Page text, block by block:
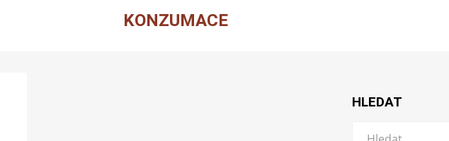
KONZUMACE
HLEDAT
Vyhledat: